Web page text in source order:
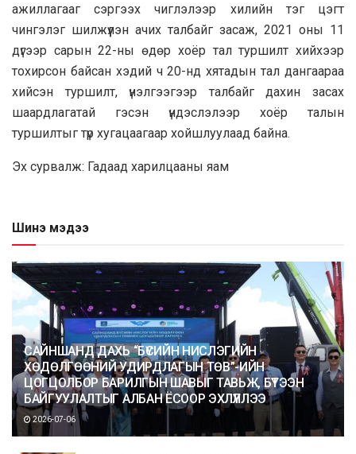
ажиллагааг сэргээх чиглэлээр хилийн тэг цэгт
чингэлэг шилжүүлэн ачих талбайг засаж, 2021 оны 11
дүгээр сарын 22-ны өдөр хоёр тал туршилт хийхээр
тохирсон байсан хэдий ч 20-нд хятадын тал дангаараа
хийсэн туршилт, үнэлгээгээр талбайг дахин засах
шаардлагатай гэсэн үндэслэлээр хоёр талын
туршилтыг түр хугацаагаар хойшлуулаад байна.
Эх сурвалж: Гадаад харилцааны яам
Шинэ мэдээ
САЙНШАНД ДАХЬ “БҮСИЙН НИСЛЭГИЙН
ХӨДӨЛГӨӨНИЙ УДИРДЛАГЫН ТӨВ”-ИЙН
ЦОГЦОЛБОР БАРИЛГЫН ШАВЫГ ТАВЬЖ, БҮТЭЭН
БАЙГУУЛАЛТЫГ АЛБАН ЁСООР ЭХЛҮҮЛЛЭЭ
2026-07-06